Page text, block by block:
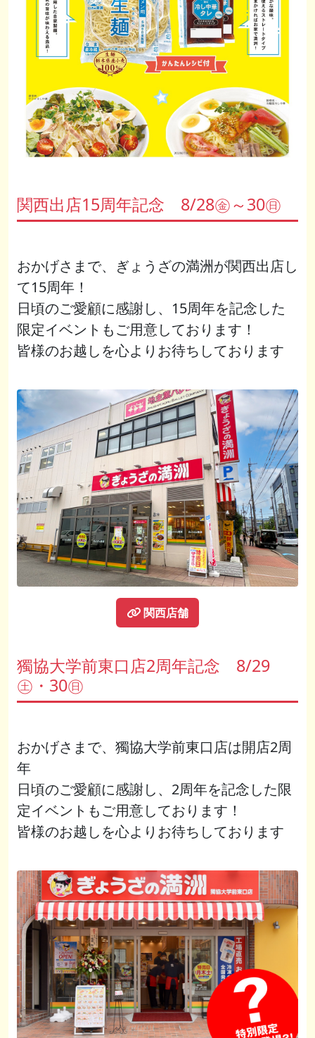
関西出店15周年記念 8/28㊎～30㊐
おかげさまで、ぎょうざの満洲が関西出店し
て15周年！
日頃のご愛顧に感謝し、15周年を記念した
限定イベントもご用意しております！
皆様のお越しを心よりお待ちしております
関西店舗
獨協大学前東口店2周年記念 8/29
㊏・30㊐
おかげさまで、獨協大学前東口店は開店2周
年
日頃のご愛顧に感謝し、2周年を記念した限
定イベントもご用意しております！
皆様のお越しを心よりお待ちしております